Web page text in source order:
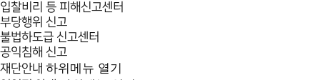
입찰비리 등 피해신고센터
부당행위 신고
불법하도급 신고센터
공익침해 신고
재단안내 하위메뉴 열기